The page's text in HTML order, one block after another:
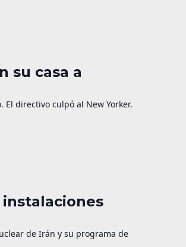
su casa a
El directivo culpó al New Yorker.
de Irán y su programa de